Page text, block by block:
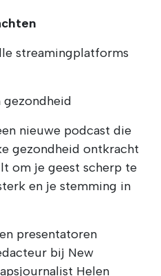
streamingplatforms
gezondheid
nieuwe podcast die
gezondheid ontkracht
om je geest scherp te
en je stemming in
presentatoren
bij New
Helen